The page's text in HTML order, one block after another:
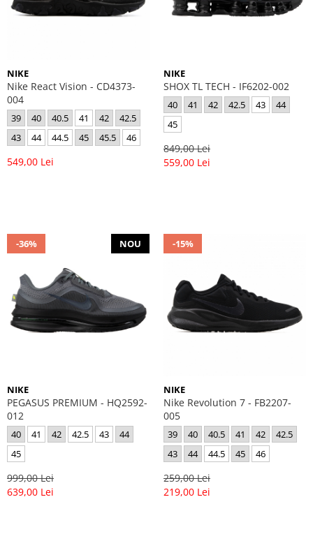
NIKE
Nike React Vision - CD4373-
004
39 40 40.5 41 42
42.5
43
44 44.5 45 45.5 46
549,00 Lei
NIKE
SHOX TL TECH - IF6202-002
40 41 42 42.5 43
44
45
849,00 Lei
559,00 Lei
-36% NOU
NIKE
PEGASUS PREMIUM - HQ2592-
012
40 41 42 42.5 43
44
45
999,00 Lei
639,00 Lei
-15%
NIKE
Nike Revolution 7 - FB2207-
005
39 40 40.5 41 42
42.5
43
44 44.5 45 46
259,00 Lei
219,00 Lei